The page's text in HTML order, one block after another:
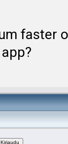
faster